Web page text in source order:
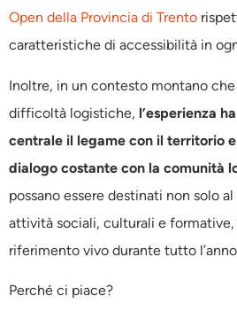
Open della Provincia di Trento
caratteristiche di accessibilità in
Inoltre, in un contesto montano
difficoltà logistiche, l’esperienza
centrale il legame con il territorio
dialogo costante con la comunità
possano essere destinati non solo
attività sociali, culturali e formative,
riferimento vivo durante tutto
Perché ci piace?